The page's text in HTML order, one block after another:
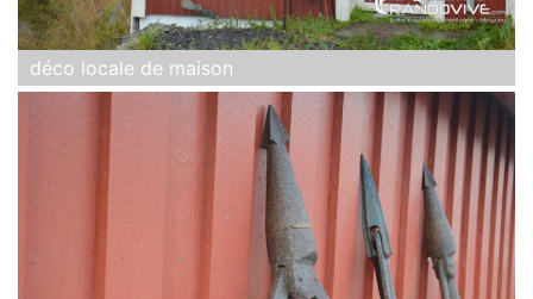
déco locale de maison